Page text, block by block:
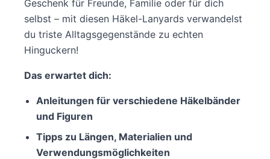
Geschenk für Freunde, Familie oder für dich
selbst – mit diesen Häkel-Lanyards verwandelst
du triste Alltagsgegenstände zu echten
Hinguckern!
Das erwartet dich:
Anleitungen für verschiedene Häkelbänder
und Figuren
Tipps zu Längen, Materialien und
Verwendungsmöglichkeiten